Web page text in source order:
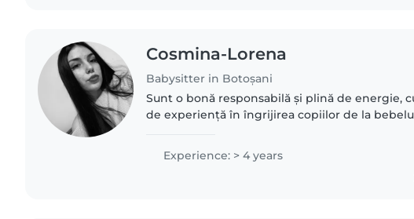
Cosmina-Lorena
Babysitter in Botoșani
Sunt o bonă responsabilă și plină de energie,
de experiență în îngrijirea copiilor de la
Experience: > 4 years